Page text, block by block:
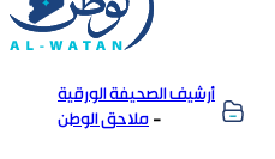
أرشيف الصحيفة الورقية
ملاحق الوطن